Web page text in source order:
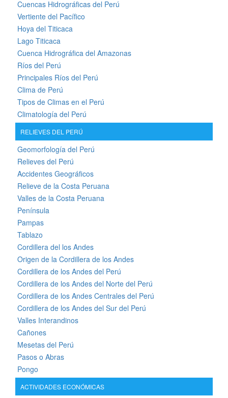
Cuencas Hidrográficas del Perú
Vertiente del Pacífico
Hoya del Titicaca
Lago Titicaca
Cuenca Hidrográfica del Amazonas
Ríos del Perú
Principales Ríos del Perú
Clima de Perú
Tipos de Climas en el Perú
Climatología del Perú
RELIEVES DEL PERÚ
Geomorfología del Perú
Relieves del Perú
Accidentes Geográficos
Relieve de la Costa Peruana
Valles de la Costa Peruana
Península
Pampas
Tablazo
Cordillera del los Andes
Origen de la Cordillera de los Andes
Cordillera de los Andes del Perú
Cordillera de los Andes del Norte del Perú
Cordillera de los Andes Centrales del Perú
Cordillera de los Andes del Sur del Perú
Valles Interandinos
Cañones
Mesetas del Perú
Pasos o Abras
Pongo
ACTIVIDADES ECONÓMICAS